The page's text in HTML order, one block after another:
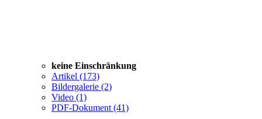
keine Einschränkung
Artikel (173)
Bildergalerie (2)
Video (1)
PDF-Dokument (41)